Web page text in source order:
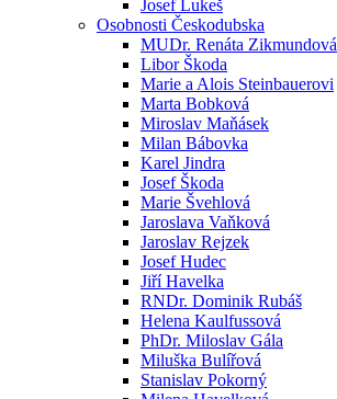
Josef Lukeš
Osobnosti Českodubska
MUDr. Renáta Zikmundová
Libor Škoda
Marie a Alois Steinbauerovi
Marta Bobková
Miroslav Maňásek
Milan Bábovka
Karel Jindra
Josef Škoda
Marie Švehlová
Jaroslava Vaňková
Jaroslav Rejzek
Josef Hudec
Jiří Havelka
RNDr. Dominik Rubáš
Helena Kaulfussová
PhDr. Miloslav Gála
Miluška Bulířová
Stanislav Pokorný